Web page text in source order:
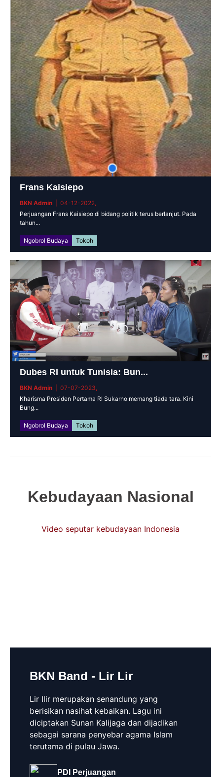
Frans Kaisiepo
BKN Admin | 04-12-2022,
Perjuangan Frans Kaisiepo di bidang politik terus berlanjut. Pada
tahun...
Ngobrol Budaya Tokoh
Dubes RI untuk Tunisia: Bun...
BKN Admin | 07-07-2023,
Kharisma Presiden Pertama RI Sukarno memang tiada tara. Kini
Bung...
Ngobrol Budaya Tokoh
Kebudayaan Nasional
Video seputar kebudayaan Indonesia
BKN Band - Lir Lir
Lir Ilir merupakan senandung yang
berisikan nasihat kebaikan. Lagu ini
diciptakan Sunan Kalijaga dan dijadikan
sebagai sarana penyebar agama Islam
terutama di pulau Jawa.
PDI Perjuangan